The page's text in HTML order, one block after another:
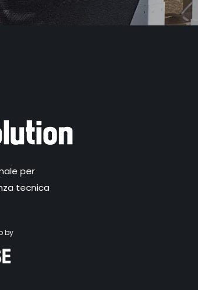
per
tecnica
by